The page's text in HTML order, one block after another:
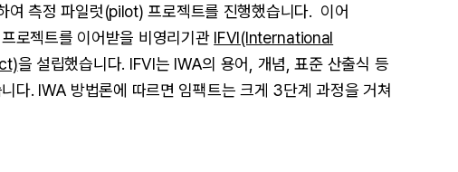
여 측정 파일럿(pilot) 프로젝트를 진행했습니다. 이어
로젝트를 이어받을 비영리기관 IFVI(International
을 설립했습니다. IFVI는 IWA의 용어, 개념, 표준 산출식 등
다. IWA 방법론에 따르면 임팩트는 크게 3단계 과정을 거쳐